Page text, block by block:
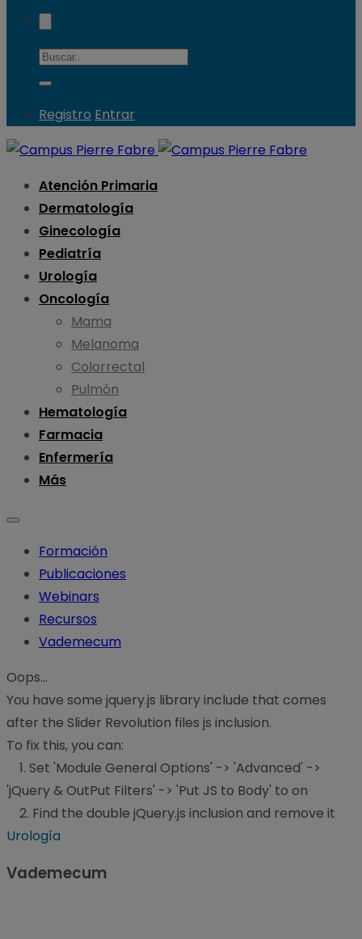
Registro Entrar
Atención Primaria
Dermatología
Ginecología
Pediatría
Urología
Oncología
Mama
Melanoma
Colorrectal
Pulmón
Hematología
Farmacia
Enfermería
Más
Formación
Publicaciones
Webinars
Recursos
Vademecum
Oops...
You have some jquery.js library include that comes
after the Slider Revolution files js inclusion.
To fix this, you can:
1. Set 'Module General Options' -> 'Advanced' ->
'jQuery & OutPut Filters' -> 'Put JS to Body' to on
2. Find the double jQuery.js inclusion and remove it
Urología
Vademecum